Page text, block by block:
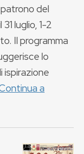
del
luglio, 1-2
Il programma
lo
ispirazione
a